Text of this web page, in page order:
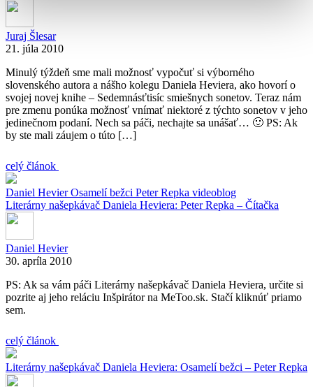
Juraj Šlesar
21. júla 2010
Minulý týždeň sme mali možnosť vypočuť si výborného
slovenského autora a nášho kolegu Daniela Heviera, ako hovorí o
svojej novej knihe – Sedemnásťtisíc smiešnych sonetov. Teraz nám
pre zmenu ponúka možnosť vnímať niektoré z týchto sonetov v jeho
jedinečnom podaní. Nech sa páči, nechajte sa unášať… 🙂 PS: Ak
by ste mali záujem o túto […]
celý článok
Daniel HevierOsamelí bežci Peter Repka videoblog
Literárny našepkávač Daniela Heviera: Peter Repka – Čítačka
Daniel Hevier
30. apríla 2010
PS: Ak sa vám páči Literárny našepkávač Daniela Heviera, určite si
pozrite aj jeho reláciu Inšpirátor na MeToo.sk. Stačí kliknúť priamo
sem.
celý článok
Literárny našepkávač Daniela Heviera: Osamelí bežci – Peter Repka